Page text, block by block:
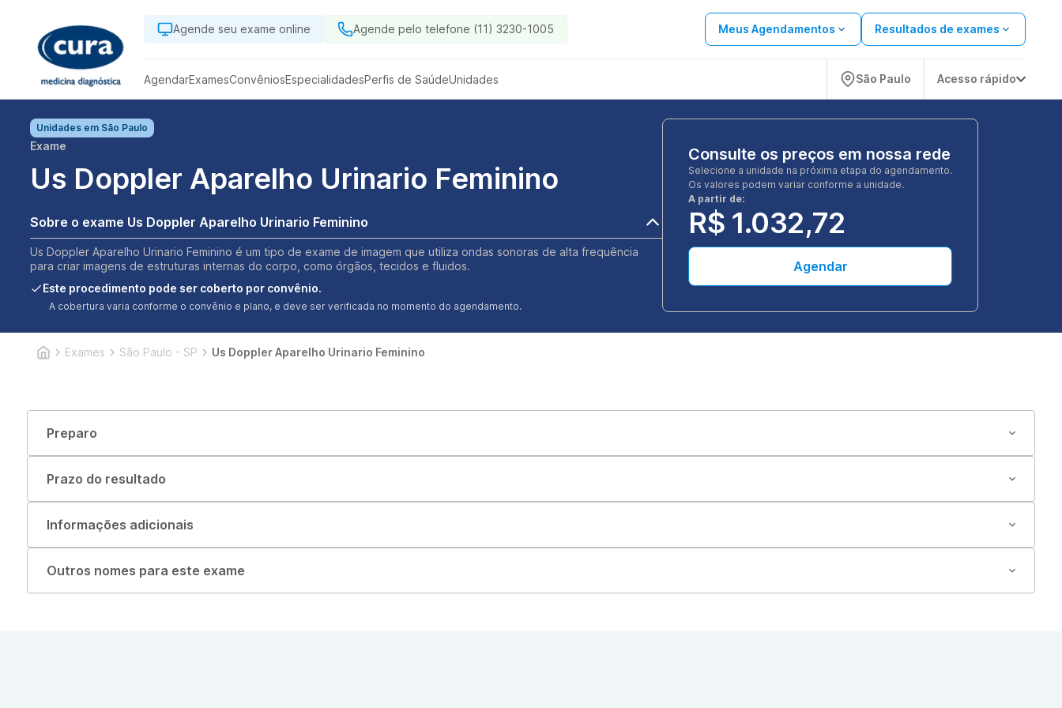
Agende seu exame online Agende pelo telefone (11) 3230-1005 Meus Agendamentos Resultados de exames
AgendarExamesConvêniosEspecialidadesPerfis de SaúdeUnidades São Paulo Acesso rápido
Unidades em São Paulo
Exame
Us Doppler Aparelho Urinario Feminino
Sobre o exame Us Doppler Aparelho Urinario Feminino
Us Doppler Aparelho Urinario Feminino é um tipo de exame de imagem que utiliza ondas sonoras de alta frequência
para criar imagens de estruturas internas do corpo, como órgãos, tecidos e fluidos.
Este procedimento pode ser coberto por convênio.
A cobertura varia conforme o convênio e plano, e deve ser verificada no momento do agendamento.
Consulte os preços em nossa rede
Selecione a unidade na próxima etapa do agendamento.
Os valores podem variar conforme a unidade.
A partir de:
R$ 1.032,72
Agendar
Exames São Paulo - SP Us Doppler Aparelho Urinario Feminino
Preparo
Prazo do resultado
Informações adicionais
Outros nomes para este exame